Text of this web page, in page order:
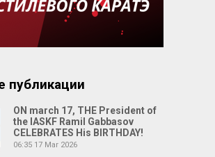
публикации
ON march 17, THE President of
the IASKF Ramil Gabbasov
CELEBRATES His BIRTHDAY!
06:35 17 Mar 2026